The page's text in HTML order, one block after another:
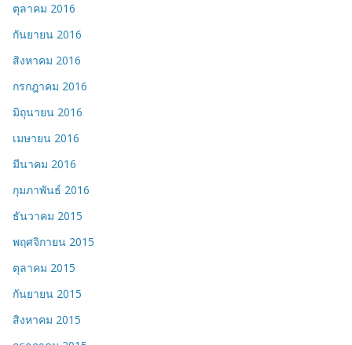
ตุลาคม 2016
กันยายน 2016
สิงหาคม 2016
กรกฎาคม 2016
มิถุนายน 2016
เมษายน 2016
มีนาคม 2016
กุมภาพันธ์ 2016
ธันวาคม 2015
พฤศจิกายน 2015
ตุลาคม 2015
กันยายน 2015
สิงหาคม 2015